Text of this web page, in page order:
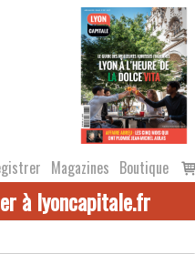
Magazines Boutique
Voir
le
à lyoncapitale.fr